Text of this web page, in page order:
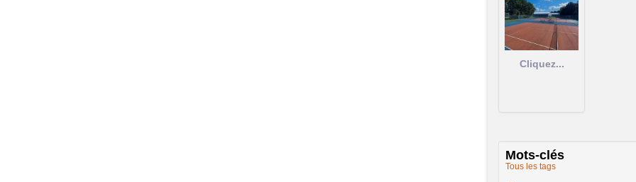
Cliquez...
Mots-clés
Tous les tags